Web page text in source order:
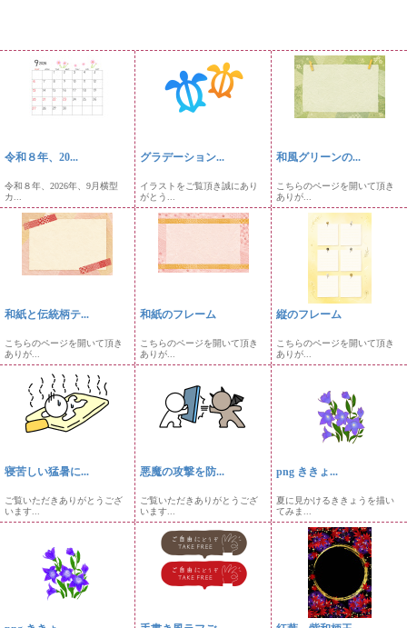
令和８年、20...
令和８年、2026年、9月横型
カ...
グラデーション...
イラストをご覧頂き誠にあり
がとう...
和風グリーンの...
こちらのページを開いて頂き
ありが...
和紙と伝統柄テ...
こちらのページを開いて頂き
ありが...
和紙のフレーム
こちらのページを開いて頂き
ありが...
縦のフレーム
こちらのページを開いて頂き
ありが...
寝苦しい猛暑に...
ご覧いただきありがとうござ
います...
悪魔の攻撃を防...
ご覧いただきありがとうござ
います...
png ききょ...
夏に見かけるききょうを描い
てみま...